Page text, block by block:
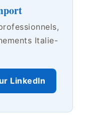
Italie-
LinkedIn